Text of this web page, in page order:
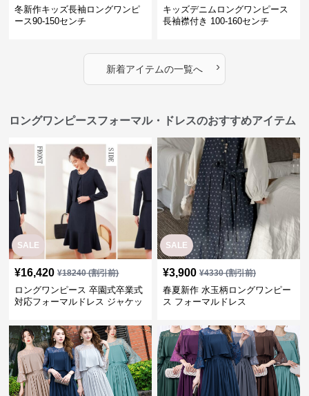
冬新作キッズ長袖ロングワンピ
ース90-150センチ
キッズデニムロングワンピース
長袖襟付き 100-160センチ
新着アイテムの一覧へ ›
ロングワンピースフォーマル・ドレスのおすすめアイテム
SALE
¥16,420 ¥18240(割引前)
ロングワンピース 卒園式卒業式
対応フォーマルドレス ジャケッ
SALE
¥3,900 ¥4330(割引前)
春夏新作 水玉柄ロングワンピー
ス フォーマルドレス